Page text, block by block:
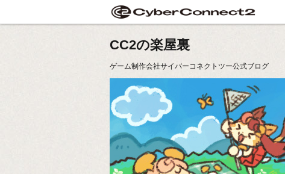
CC2の楽屋裏
ゲーム制作会社サイバーコネクトツー公式ブログ